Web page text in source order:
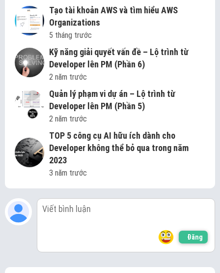
Tạo tài khoản AWS và tìm hiểu AWS
Organizations
5 tháng trước
Kỹ năng giải quyết vấn đề – Lộ trình từ
Developer lên PM (Phần 6)
2 năm trước
Quản lý phạm vi dự án – Lộ trình từ
Developer lên PM (Phần 5)
2 năm trước
TOP 5 công cụ AI hữu ích dành cho
Developer không thể bỏ qua trong năm
2023
3 năm trước
Đăng